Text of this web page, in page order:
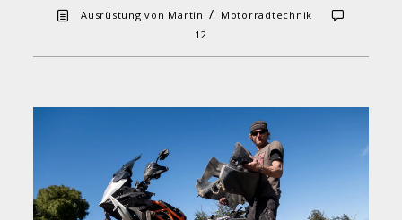
Ausrüstung von Martin / Motorradtechnik
12